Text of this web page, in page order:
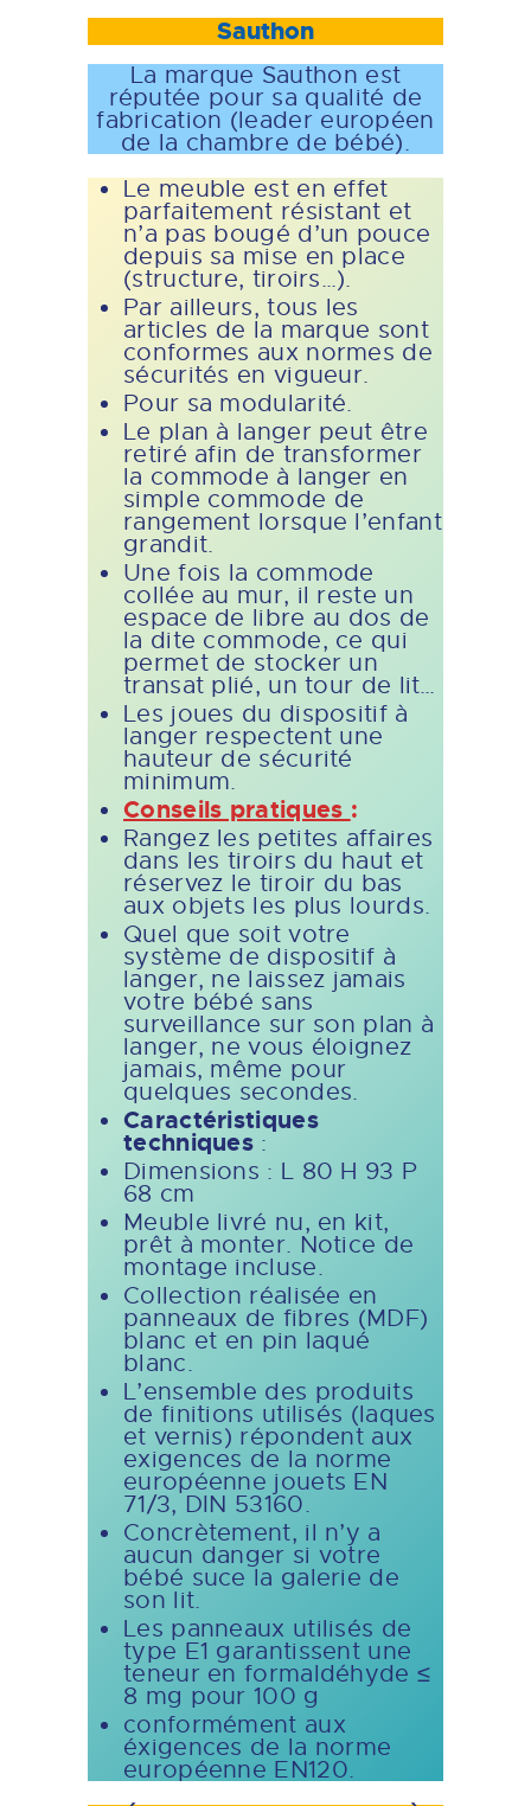
Sauthon
La marque Sauthon est
réputée pour sa qualité de
fabrication (leader européen
de la chambre de bébé).
Le meuble est en effet
parfaitement résistant et
n’a pas bougé d’un pouce
depuis sa mise en place
(structure, tiroirs…).
Par ailleurs, tous les
articles de la marque sont
conformes aux normes de
sécurités en vigueur.
Pour sa modularité.
Le plan à langer peut être
retiré afin de transformer
la commode à langer en
simple commode de
rangement lorsque l’enfant
grandit.
Une fois la commode
collée au mur, il reste un
espace de libre au dos de
la dite commode, ce qui
permet de stocker un
transat plié, un tour de lit…
Les joues du dispositif à
langer respectent une
hauteur de sécurité
minimum.
Conseils pratiques :
Rangez les petites affaires
dans les tiroirs du haut et
réservez le tiroir du bas
aux objets les plus lourds.
Quel que soit votre
système de dispositif à
langer, ne laissez jamais
votre bébé sans
surveillance sur son plan à
langer, ne vous éloignez
jamais, même pour
quelques secondes.
Caractéristiques
techniques :
Dimensions : L 80 H 93 P
68 cm
Meuble livré nu, en kit,
prêt à monter. Notice de
montage incluse.
Collection réalisée en
panneaux de fibres (MDF)
blanc et en pin laqué
blanc.
L’ensemble des produits
de finitions utilisés (laques
et vernis) répondent aux
exigences de la norme
européenne jouets EN
71/3, DIN 53160.
Concrètement, il n’y a
aucun danger si votre
bébé suce la galerie de
son lit.
Les panneaux utilisés de
type E1 garantissent une
teneur en formaldéhyde ≤
8 mg pour 100 g
conformément aux
éxigences de la norme
européenne EN120.